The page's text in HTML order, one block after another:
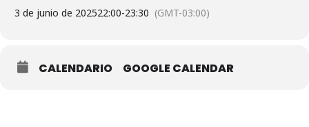
3 de junio de 202522:00-23:30 (GMT-03:00)
CALENDARIO GOOGLE CALENDAR